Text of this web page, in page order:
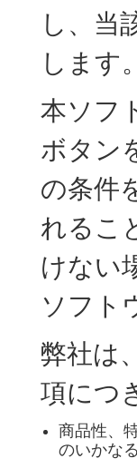
し、当
します。
本ソフ
ボタン
の条件
れるこ
けない
ソフト
弊社は
項につ
商品性、
のいかな